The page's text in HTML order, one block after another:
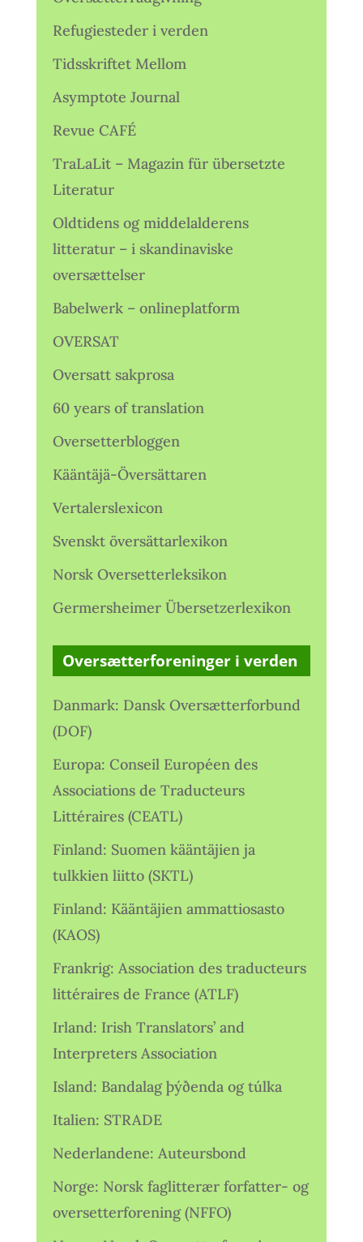
Refugiesteder i verden
Tidsskriftet Mellom
Asymptote Journal
Revue CAFÉ
TraLaLit – Magazin für übersetzte
Literatur
Oldtidens og middelalderens
litteratur – i skandinaviske
oversættelser
Babelwerk – onlineplatform
OVERSAT
Oversatt sakprosa
60 years of translation
Oversetterbloggen
Kääntäjä-Översättaren
Vertalerslexicon
Svenskt översättarlexikon
Norsk Oversetterleksikon
Germersheimer Übersetzerlexikon
Oversætterforeninger i verden
Danmark: Dansk Oversætterforbund
(DOF)
Europa: Conseil Européen des
Associations de Traducteurs
Littéraires (CEATL)
Finland: Suomen kääntäjien ja
tulkkien liitto (SKTL)
Finland: Kääntäjien ammattiosasto
(KAOS)
Frankrig: Association des traducteurs
littéraires de France (ATLF)
Irland: Irish Translators’ and
Interpreters Association
Island: Bandalag þýðenda og túlka
Italien: STRADE
Nederlandene: Auteursbond
Norge: Norsk faglitterær forfatter- og
oversetterforening (NFFO)